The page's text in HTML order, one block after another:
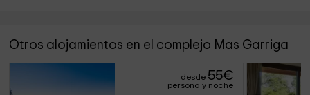
Otros alojamientos en el complejo Mas Garriga
desde 55€
persona y noche